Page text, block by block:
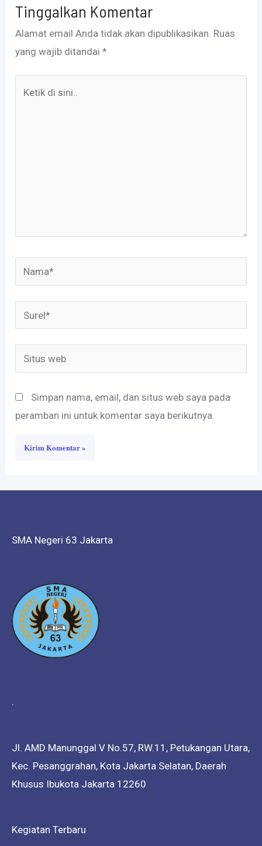
Tinggalkan Komentar
Alamat email Anda tidak akan dipublikasikan. Ruas
yang wajib ditandai*
Nama*
Surel*
Situs
web
Simpan nama, email, dan situs web saya pada
peramban ini untuk komentar saya berikutnya.
SMA Negeri 63 Jakarta
.
Jl. AMD Manunggal V No.57, RW.11, Petukangan Utara,
Kec. Pesanggrahan, Kota Jakarta Selatan, Daerah
Khusus Ibukota Jakarta 12260
Kegiatan Terbaru